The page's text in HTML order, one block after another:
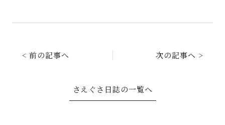
< 前の記事へ 次の記事へ >
さえぐさ日誌の一覧へ